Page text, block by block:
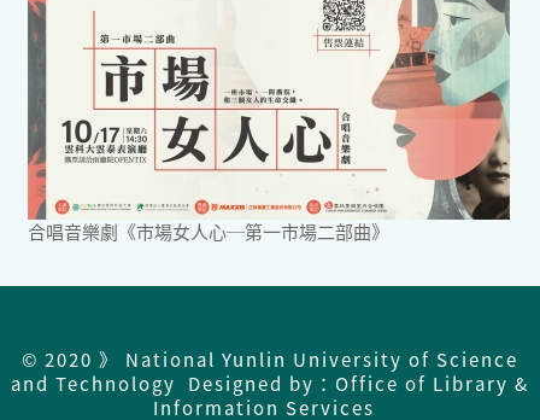
合唱音樂劇《市場女人心─第一市場二部曲》
© 2020 》 National Yunlin University of Science
and Technology Designed by：Office of Library &
Information Services